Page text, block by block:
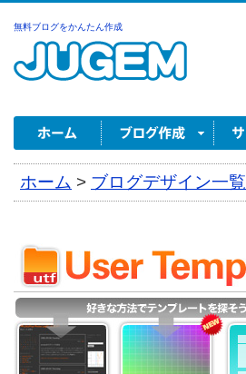
無料ブログをかんたん作成
ホーム > ブログデザイン一覧